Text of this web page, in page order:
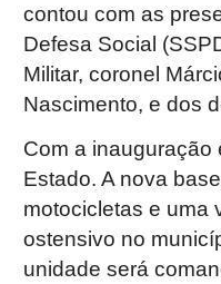
contou com as
Defesa Social
Militar, coronel
Nascimento, e dos
Com a inauguração
Estado. A nova
motocicletas e uma
ostensivo no
unidade será